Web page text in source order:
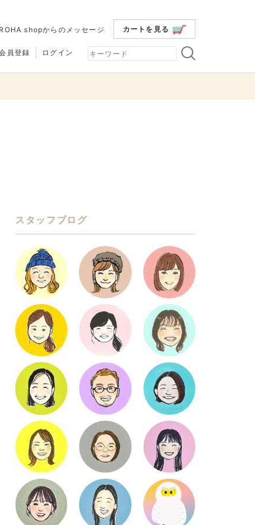
カートを見る
shopからのメッセージ
員登録 ログイン
スタッフブログ